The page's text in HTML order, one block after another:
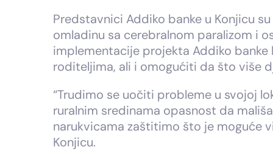
Predstavnici Addiko banke u Konjicu
omladinu sa cerebralnom paralizom i
implementacije projekta Addiko
roditeljima, ali i omogućiti da što više
“Trudimo se uočiti probleme u svojoj
ruralnim sredinama opasnost da
narukvicama zaštitimo što je moguće
Konjicu.